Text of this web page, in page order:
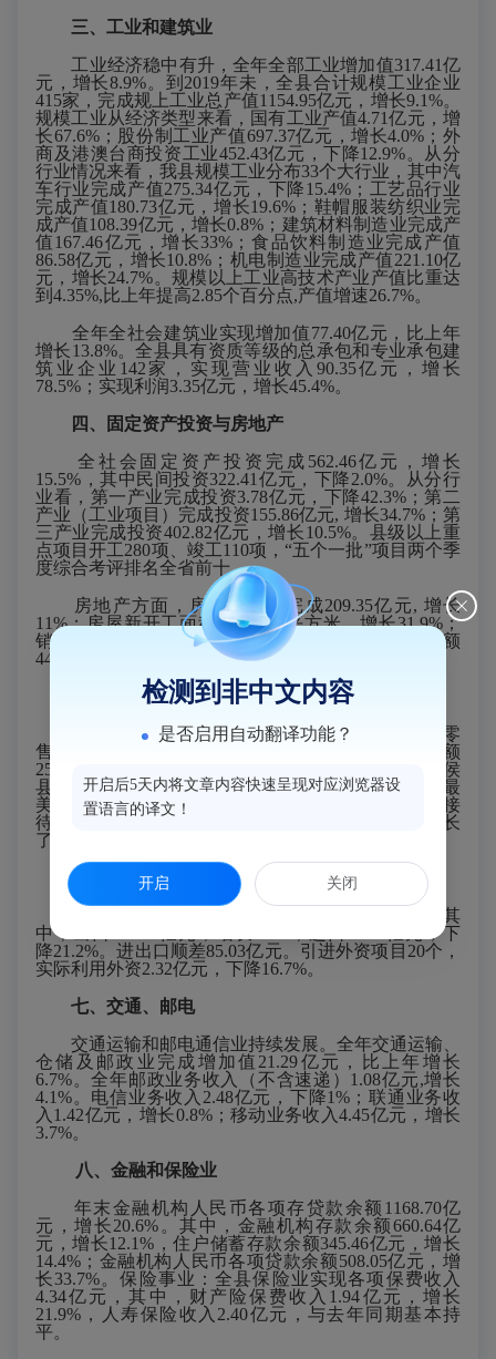
三、工业和建筑业
工业经济稳中有升，全年全部工业增加值317.41亿
元，增长8.9%。到2019年未，全县合计规模工业企业
415家，完成规上工业总产值1154.95亿元，增长9.1%。
规模工业从经济类型来看，国有工业产值4.71亿元，增
长67.6%；股份制工业产值697.37亿元，增长4.0%；外
商及港澳台商投资工业452.43亿元，下降12.9%。从分
行业情况来看，我县规模工业分布33个大行业，其中汽
车行业完成产值275.34亿元，下降15.4%；工艺品行业
完成产值180.73亿元，增长19.6%；鞋帽服装纺织业完
成产值108.39亿元，增长0.8%；建筑材料制造业完成产
值167.46亿元，增长33%；食品饮料制造业完成产值
86.58亿元，增长10.8%；机电制造业完成产值221.10亿
元，增长24.7%。规模以上工业高技术产业产值比重达
到4.35%,比上年提高2.85个百分点,产值增速26.7%。
全年全社会建筑业实现增加值77.40亿元，比上年
增长13.8%。全县具有资质等级的总承包和专业承包建
筑业企业142家，实现营业收入90.35亿元，增长
78.5%；实现利润3.35亿元，增长45.4%。
四、固定资产投资与房地产
全社会固定资产投资完成562.46亿元，增长
15.5%，其中民间投资322.41亿元，下降2.0%。从分行
业看，第一产业完成投资3.78亿元，下降42.3%；第二
产业（工业项目）完成投资155.86亿元, 增长34.7%；第
三产业完成投资402.82亿元，增长10.5%。县级以上重
点项目开工280项、竣工110项，“五个一批”项目两个季
度综合考评排名全省前十。
房地产方面，房地产投资完成209.35亿元, 增长
11%；房屋新开工面积229.67万平方米，增长31.9%；
销售面积353.44万平方米，增长0.8%；商品房销售额
443.72亿元，增长0.3%。
五、国内贸易、旅游
消费品市场保持稳定增长。全年实现社会消费品零
售总额354.33亿元，增长9.9%，其中限额以上零售额
251.80亿元，增长13.1%。特色旅游影响扩大，《闽侯
县全域旅游发展总体规划》发布实施，“闽侯，闽江最
美的问候”文旅宣传片在央视播出，2019年，全县共接
待游客811万人次，旅游总收入26亿元，同比分别增长
了21%和49%。
六、对外经济
全年进出口总额176.30亿元，比上年下降0.7%。其
中，出口130.67亿元，增长9.2%；进口45.64亿元，下
降21.2%。进出口顺差85.03亿元。引进外资项目20个，
实际利用外资2.32亿元，下降16.7%。
七、交通、邮电
交通运输和邮电通信业持续发展。全年交通运输、
仓储及邮政业完成增加值21.29亿元，比上年增长
6.7%。全年邮政业务收入（不含速递）1.08亿元,增长
4.1%。电信业务收入2.48亿元，下降1%；联通业务收
入1.42亿元，增长0.8%；移动业务收入4.45亿元，增长
3.7%。
八、金融和保险业
年末金融机构人民币各项存贷款余额1168.70亿
元，增长20.6%。其中，金融机构存款余额660.64亿
元，增长12.1%，住户储蓄存款余额345.46亿元，增长
14.4%；金融机构人民币各项贷款余额508.05亿元，增
长33.7%。保险事业：全县保险业实现各项保费收入
4.34亿元，其中，财产险保费收入1.94亿元，增长
21.9%，人寿保险收入2.40亿元，与去年同期基本持
平。
检测到非中文内容
是否启用自动翻译功能？
开启后5天内将文章内容快速呈现对应浏览器设
置语言的译文！
开启 关闭